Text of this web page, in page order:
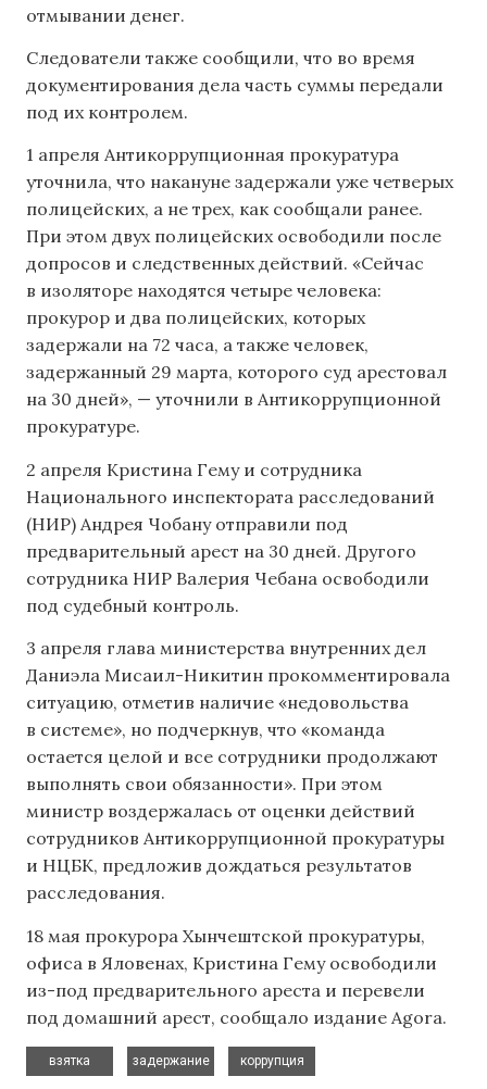
отмывании денег.
Следователи также сообщили, что во время
документирования дела часть суммы передали
под их контролем.
1 апреля Антикоррупционная прокуратура
уточнила, что накануне задержали уже четверых
полицейских, а не трех, как сообщали ранее.
При этом двух полицейских освободили после
допросов и следственных действий. «Сейчас
в изоляторе находятся четыре человека:
прокурор и два полицейских, которых
задержали на 72 часа, а также человек,
задержанный 29 марта, которого суд арестовал
на 30 дней», — уточнили в Антикоррупционной
прокуратуре.
2 апреля Кристина Гему и сотрудника
Национального инспектората расследований
(НИР) Андрея Чобану отправили под
предварительный арест на 30 дней. Другого
сотрудника НИР Валерия Чебана освободили
под судебный контроль.
3 апреля глава министерства внутренних дел
Даниэла Мисаил-Никитин прокомментировала
ситуацию, отметив наличие «недовольства
в системе», но подчеркнув, что «команда
остается целой и все сотрудники продолжают
выполнять свои обязанности». При этом
министр воздержалась от оценки действий
сотрудников Антикоррупционной прокуратуры
и НЦБК, предложив дождаться результатов
расследования.
18 мая прокурора Хынчештской прокуратуры,
офиса в Яловенах, Кристина Гему освободили
из-под предварительного ареста и перевели
под домашний арест, сообщало издание Agora.
взятка
задержание
коррупция